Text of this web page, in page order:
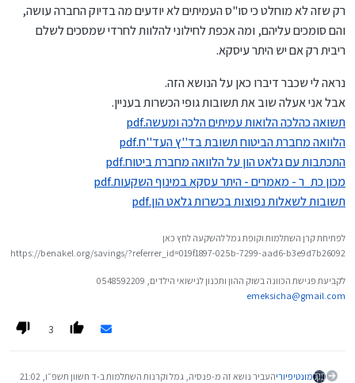
רק שזה לא מוחלט כי סו"ס העמיתים לא יודעים מה בדיוק החברה עושה,
והם סומכים עליהם, ומה אכפת לחילוני להלוות לחרדי שמסכים לשלם
ריבית רק אם יש היתר עיסקא.
נראה לי שכבר דיברו כאן על הנושא הזה.
אבל אני אעלה שוב את תשובות גופי הכשרות בעניין.
תשואה כהלכה הלואות עמיתים הלכה ומעשה.pdf
הלוואה מחברת הביטוח תשובת בד''ץ העד''ח.pdf
התכתבות עם גלאט הון על הלוואה מחברת ביטוח.pdf
מכון כת_ר - מאמרים - היתר עסקא במינוף השקעות.pdf
תשובות לשאלות נפוצות בכשרות גלאט הון.pdf
לפתיחת קרן השתלמות וקופת גמל להשקעה לחץ כאן
https://benakel.org/savings/?referrer_id=019f1897-025b-7299-aad6-b3e9d7b26092
לקביעת פגישת הכוונה בשוק ההון ותכנון לנישואי הילדים, 0548592209
emeksicha@gmail.com
3
מונטיפיוריהעביר נושא זה מ-פנסיה, גמל וקרנות השתלמות ב-ד חשוון תשפ״ו, 21:02